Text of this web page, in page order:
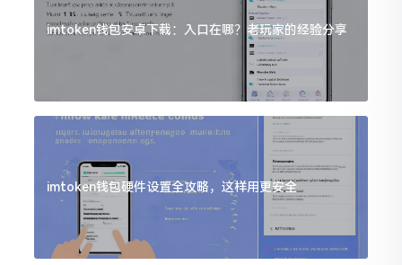
imtoken钱包安卓下载：入口在哪？老玩家的经验分享
imtoken钱包硬件设置全攻略，这样用更安全